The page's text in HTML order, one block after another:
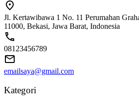
Jl. Kertawibawa 1 No. 11 Perumahan
11000, Bekasi, Jawa Barat, Indonesia
08123456789
emailsaya@gmail.com
Kategori